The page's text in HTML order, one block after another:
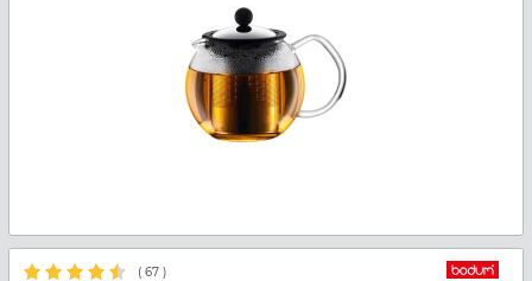
( 67 )